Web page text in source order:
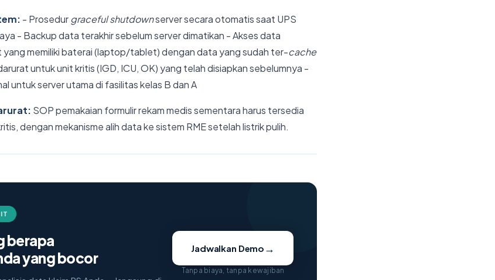
- Prosedurgraceful shutdownserver secara otomatis saat UPS
- Backup data terakhir sebelum server dimatikan - Akses data
memiliki baterai (laptop/tablet) dengan data yang sudah ter-cache
untuk unit kritis (IGD, ICU, OK) yang telah disiapkan sebelumnya -
untuk server utama di fasilitas kelas B dan A
SOP pemakaian formulir rekam medis sementara harus tersedia
dengan mekanisme alih data ke sistem RME setelah listrik pulih.
berapa
yang bocor
Jadwalkan Demo →
Tanpa biaya, tanpa kewajiban